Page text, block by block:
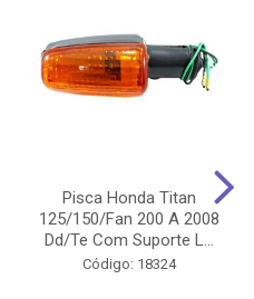
Pisca Honda Titan
125/150/Fan 200 A 2008
Dd/Te Com Suporte L...
Código: 18324